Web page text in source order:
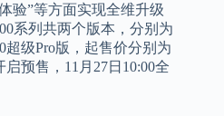
验”等方面实现全维升级
系列共两个版本，分别为
超级Pro版，起售价分别为
预售，11月27日10:00全